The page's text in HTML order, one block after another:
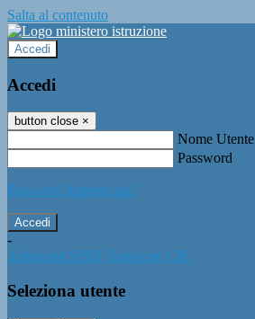
Salta al contenuto
Accedi
Accedi
button close ×
Nome Utente
Password
Password dimenticata?
-
Entra con SPID Entra con CIE
Seleziona utente